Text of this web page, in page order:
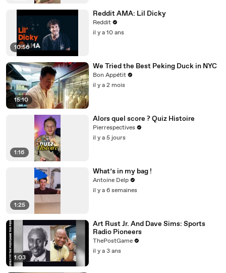
10:56
Reddit AMA: Lil Dicky
Reddit
il y a 10 ans
15:10
We Tried the Best Peking Duck in NYC
Bon Appétit
il y a 2 mois
1:16
Alors quel score ? Quiz Histoire
Pierrespectives
il y a 5 jours
1:25
What’s in my bag !
Antoine Delp
il y a 6 semaines
1:03
Art Rust Jr. And Dave Sims: Sports
Radio Pioneers
ThePostGame
il y a 3 ans